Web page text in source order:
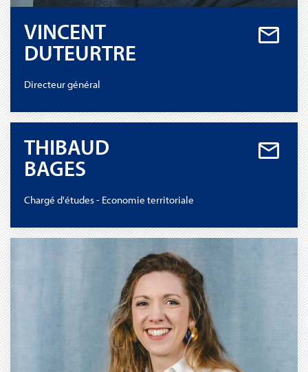
VINCENT
DUTEURTRE
Directeur général
THIBAUD
BAGES
Chargé d'études - Economie territoriale